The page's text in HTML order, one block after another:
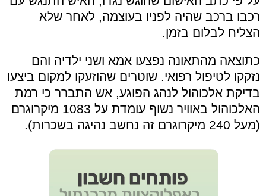
רכבו ברכב שהיה לפניו בעוצמה, לאחר שלא
הצליח לבלום בזמן.
כתוצאה מהתאונה נפצעו אמא ושני ילדיה והם
נזקקו לטיפול רפואי. שוטרים שהוזעקו למקום ביצעו
בדיקת אלכוהול לנהג הפוגע, אש התברר כי רמת
האלכוהול באוויר נשוף עומדת על 1083 מיקרוגרם
(מעל 240 מיקרוגרם זה נחשב נהיגה בשכרות).